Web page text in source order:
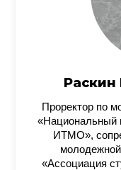
Раскин
Проректор по
«Национальный
ИТМО»,
«Ассоциация